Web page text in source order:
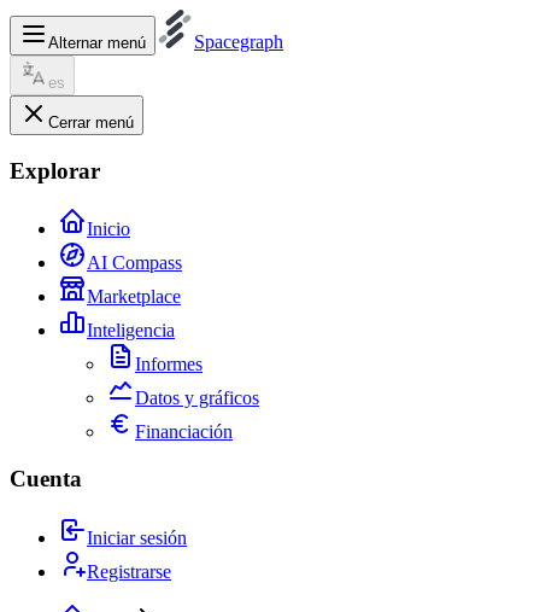
Alternar menú Spacegraph
es
Cerrar menú
Explorar
Inicio
AI Compass
Marketplace
Inteligencia
Informes
Datos y gráficos
Financiación
Cuenta
Iniciar sesión
Registrarse